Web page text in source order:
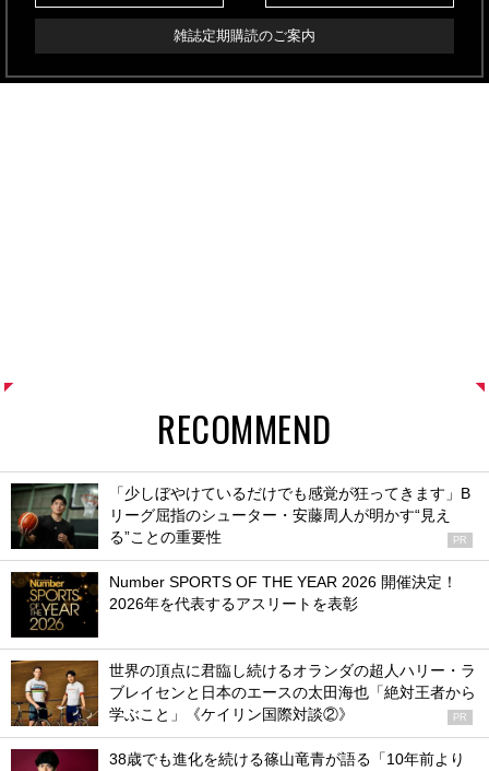
雑誌定期購読のご案内
RECOMMEND
「少しぼやけているだけでも感覚が狂ってきます」B
リーグ屈指のシューター・安藤周人が明かす“見え
る”ことの重要性
PR
Number SPORTS OF THE YEAR 2026 開催決定！
2026年を代表するアスリートを表彰
世界の頂点に君臨し続けるオランダの超人ハリー・ラ
ブレイセンと日本のエースの太田海也「絶対王者から
学ぶこと」《ケイリン国際対談②》
PR
38歳でも進化を続ける篠山竜青が語る「10年前より